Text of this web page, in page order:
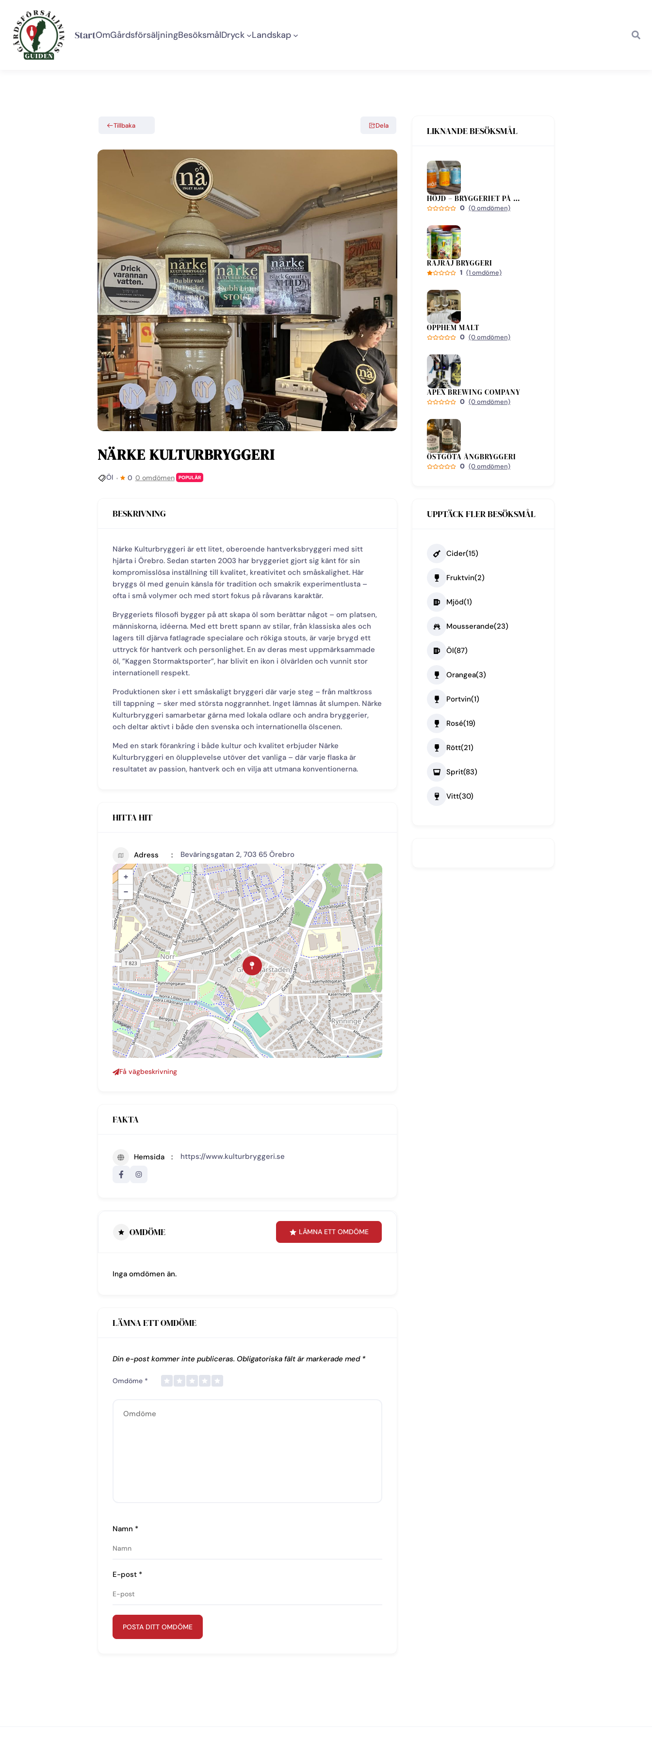
StartOmGårdsförsäljningBesöksmålDryck Landskap
Tillbaka Dela
NÄRKE KULTURBRYGGERI
Öl 0 0 omdömen POPULÄR
BESKRIVNING
Närke Kulturbryggeri är ett litet, oberoende hantverksbryggeri med sitt
hjärta i Örebro. Sedan starten 2003 har bryggeriet gjort sig känt för sin
kompromisslösa inställning till kvalitet, kreativitet och småskalighet. Här
bryggs öl med genuin känsla för tradition och smakrik experimentlusta –
ofta i små volymer och med stort fokus på råvarans karaktär.
Bryggeriets filosofi bygger på att skapa öl som berättar något – om platsen,
människorna, idéerna. Med ett brett spann av stilar, från klassiska ales och
lagers till djärva fatlagrade specialare och rökiga stouts, är varje brygd ett
uttryck för hantverk och personlighet. En av deras mest uppmärksammade
öl, ”Kaggen Stormaktsporter”, har blivit en ikon i ölvärlden och vunnit stor
internationell respekt.
Produktionen sker i ett småskaligt bryggeri där varje steg – från maltkross
till tappning – sker med största noggrannhet. Inget lämnas åt slumpen. Närke
Kulturbryggeri samarbetar gärna med lokala odlare och andra bryggerier,
och deltar aktivt i både den svenska och internationella ölscenen.
Med en stark förankring i både kultur och kvalitet erbjuder Närke
Kulturbryggeri en ölupplevelse utöver det vanliga – där varje flaska är
resultatet av passion, hantverk och en vilja att utmana konventionerna.
HITTA HIT
Adress Beväringsgatan 2, 703 65 Örebro
+
−
Få vägbeskrivning
FAKTA
Hemsida https://www.kulturbryggeri.se
OMDÖME LÄMNA ETT OMDÖME
Inga omdömen än.
LÄMNA ETT OMDÖME
Din e-post kommer inte publiceras. Obligatoriska fält är markerade med *
Omdöme *
Namn *
E-post *
POSTA DITT OMDÖME
LIKNANDE BESÖKSMÅL
HÖJD – BRYGGERIET PÅ BJÄRE
0 (0 omdömen)
RAJRAJ BRYGGERI
1 (1 omdöme)
OPPHEM MALT
0 (0 omdömen)
APEX BREWING COMPANY
0 (0 omdömen)
ÖSTGÖTA ÅNGBRYGGERI
0 (0 omdömen)
UPPTÄCK FLER BESÖKSMÅL
Cider(15)
Fruktvin(2)
Mjöd(1)
Mousserande(23)
Öl(87)
Orangea(3)
Portvin(1)
Rosé(19)
Rött(21)
Sprit(83)
Vitt(30)